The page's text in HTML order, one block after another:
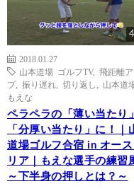
2018.01.27
山本道場 ゴルフTV, 飛距離ア
プ, 振り遅れ 切り返し
山本道
もえな
ペラペラの「薄い当たり
「分厚い当たり」に！｜
道場ゴルフ合宿 in オース
リア｜もえな選手の練習
～下半身の押しとは？～